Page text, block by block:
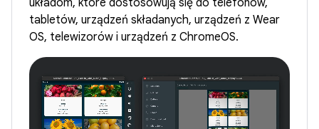
układom, które dostosowują się do telefonów,
tabletów, urządzeń składanych, urządzeń z Wear
OS, telewizorów i urządzeń z ChromeOS.